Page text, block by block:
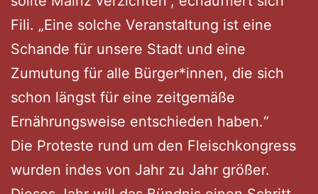
Fili. „Eine solche Veranstaltung ist eine
Schande für unsere Stadt und eine
Zumutung für alle Bürger*innen, die sich
schon längst für eine zeitgemäße
Ernährungsweise entschieden haben.“
Die Proteste rund um den Fleischkongress
wurden indes von Jahr zu Jahr größer.